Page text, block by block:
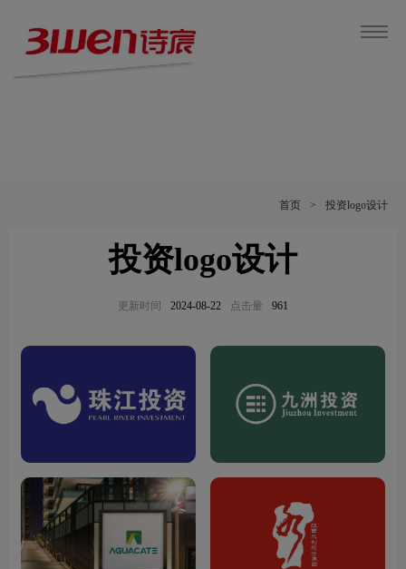
首页 > 投资logo设计
投资logo设计
更新时间 2024-08-22 点击量 961